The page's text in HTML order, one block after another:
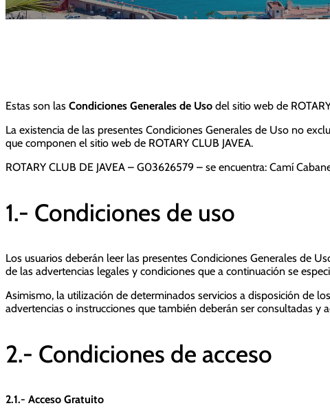
Estas son las Condiciones Generales de Uso del sitio web de
La existencia de las presentes Condiciones Generales de Uso no
que componen el sitio web de ROTARY CLUB JAVEA.
ROTARY CLUB DE JAVEA – G03626579 – se encuentra: Camí
1.- Condiciones de uso
Los usuarios deberán leer las presentes Condiciones Generales de
de las advertencias legales y condiciones que a continuación se
Asimismo, la utilización de determinados servicios a disposición de
advertencias o instrucciones que también deberán ser consultadas y
2.- Condiciones de acceso
2.1.- Acceso Gratuito